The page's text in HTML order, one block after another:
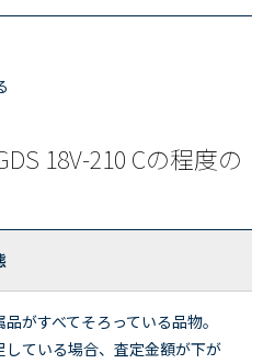
18V-210 Cの程度の
がすべてそろっている品物。
している場合、査定金額が下が